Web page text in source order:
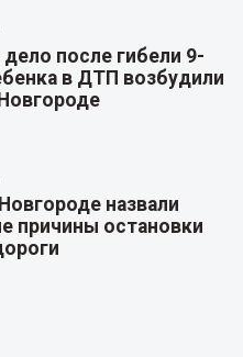
после гибели 9-
в ДТП возбудили
назвали
причины остановки